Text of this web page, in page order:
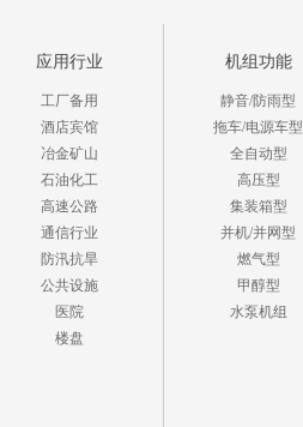
应用行业
工厂备用
酒店宾馆
冶金矿山
石油化工
高速公路
通信行业
防汛抗旱
公共设施
医院
楼盘
机组功能
静音/防雨型
拖车/电源车型
全自动型
高压型
集装箱型
并机/并网型
燃气型
甲醇型
水泵机组